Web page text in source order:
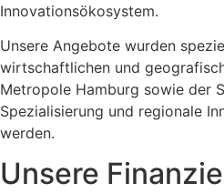
Innovationsökosystem.
Unsere Angebote wurden
wirtschaftlichen und
Metropole Hamburg sowie der
Spezialisierung und regionale
werden.
Unsere